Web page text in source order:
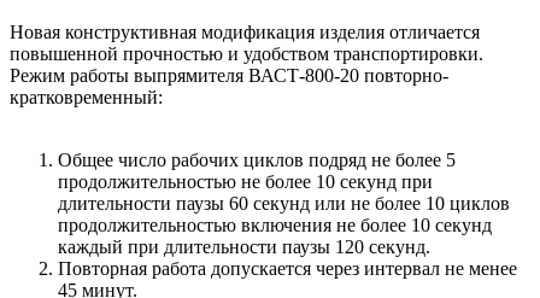
Новая конструктивная модификация изделия отличается
повышенной прочностью и удобством транспортировки.
Режим работы выпрямителя ВАСТ-800-20 повторно-
кратковременный:
Общее число рабочих циклов подряд не более 5
продолжительностью не более 10 секунд при
длительности паузы 60 секунд или не более 10 циклов
продолжительностью включения не более 10 секунд
каждый при длительности паузы 120 секунд.
Повторная работа допускается через интервал не менее
45 минут.